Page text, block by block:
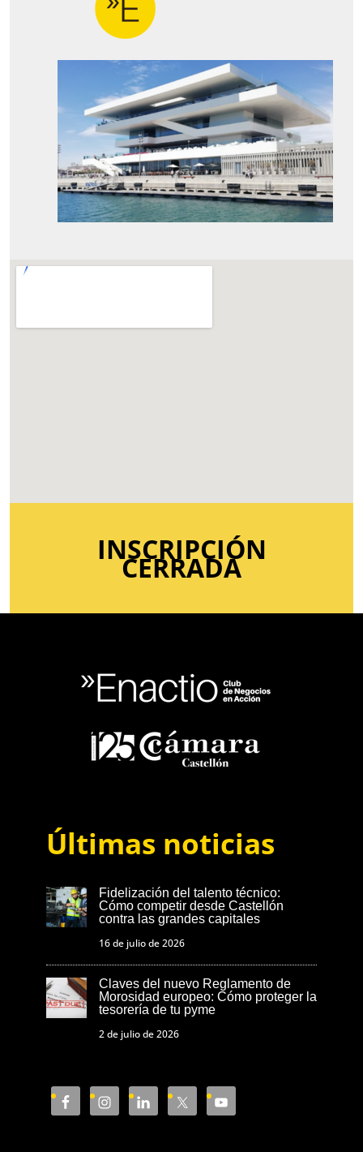
INSCRIPCIÓN
CERRADA
Últimas noticias
Fidelización del talento técnico:
Cómo competir desde Castellón
contra las grandes capitales
16 de julio de 2026
Claves del nuevo Reglamento de
Morosidad europeo: Cómo proteger la
tesorería de tu pyme
2 de julio de 2026